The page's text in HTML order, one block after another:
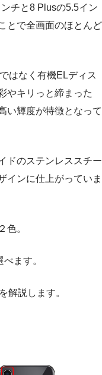
チと8 Plusの5.5イン
とで全画面のほとんど
はなく有機ELディス
やキリっと締まった
い輝度が特徴となって
ドのステンレススチー
インに仕上がっていま
色。
ます。
解説します。